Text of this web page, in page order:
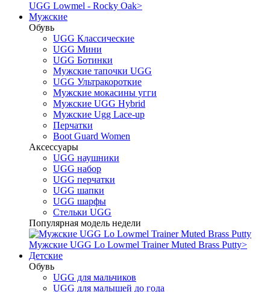
UGG Lowmel - Rocky Oak>
Мужские
Обувь
UGG Классические
UGG Мини
UGG Ботинки
Мужские тапочки UGG
UGG Ультракороткие
Мужские мокасины угги
Мужские UGG Hybrid
Мужские Ugg Lace-up
Перчатки
Boot Guard Women
Аксессуары
UGG наушники
UGG набор
UGG перчатки
UGG шапки
UGG шарфы
Стельки UGG
Популярная модель недели
Мужские UGG Lo Lowmel Trainer Muted Brass Putty>
Детские
Обувь
UGG для мальчиков
UGG для малышей до года